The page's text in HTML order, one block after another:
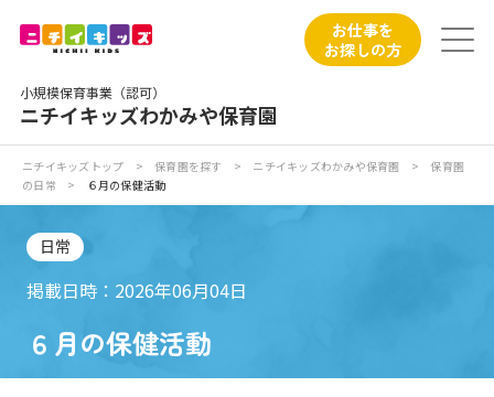
小規模保育事業（認可）
ニチイキッズわかみや保育園
お仕事を
お探しの方
ニチイが大切にしていること
お食事
入園の概要
ニチイキッズトップ > 保育園を探す > ニチイキッズわかみや保育園 >
保育園
の日常
> ６月の保健活動
日常
掲載日時：2026年06月04日
６月の保健活動